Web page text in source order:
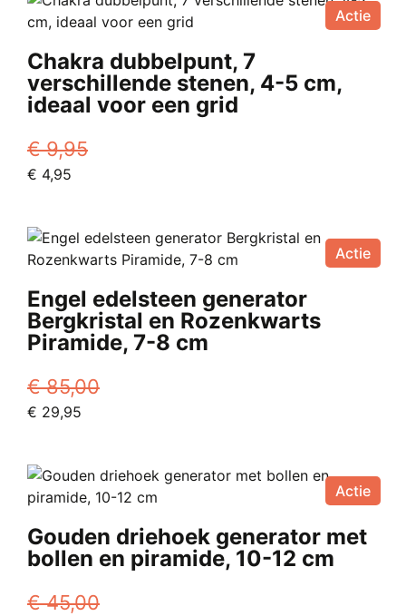
Actie
Chakra dubbelpunt, 7
verschillende stenen, 4-5 cm,
ideaal voor een grid
€9,95
Oorspronkelijke
€ 9,95.
€ 4,95
€ 4,95.
Actie
Engel edelsteen generator
Bergkristal en Rozenkwarts
Piramide, 7-8 cm
€85,00
Oorspronkelijke
€ 85,00.
€ 29,95
€ 29,95.
Actie
Gouden driehoek generator met
bollen en piramide, 10-12 cm
€45,00